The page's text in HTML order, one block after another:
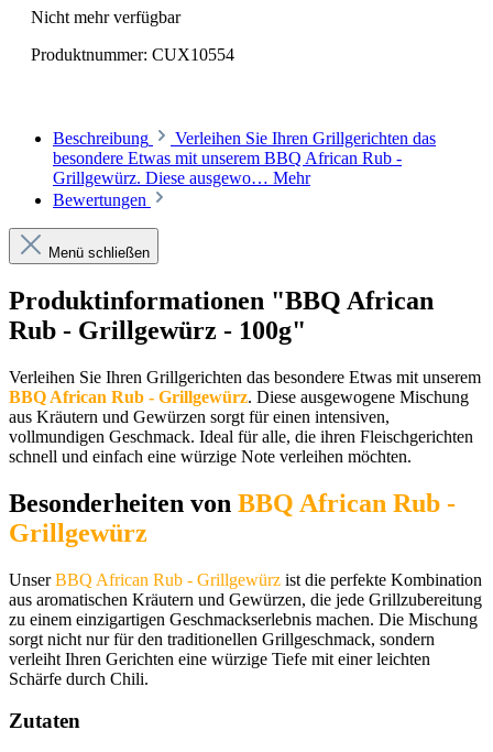
Nicht mehr verfügbar
Produktnummer: CUX10554
Beschreibung
Verleihen Sie Ihren Grillgerichten das
besondere Etwas mit unserem BBQ African Rub -
Grillgewürz. Diese ausgewo… Mehr
Bewertungen
Menü schließen
Produktinformationen "BBQ African
Rub - Grillgewürz - 100g"
Verleihen Sie Ihren Grillgerichten das besondere Etwas mit unserem
BBQ African Rub - Grillgewürz. Diese ausgewogene Mischung
aus Kräutern und Gewürzen sorgt für einen intensiven,
vollmundigen Geschmack. Ideal für alle, die ihren Fleischgerichten
schnell und einfach eine würzige Note verleihen möchten.
Besonderheiten von BBQ African Rub -
Grillgewürz
UnserBBQ African Rub - Grillgewürz ist die perfekte Kombination
aus aromatischen Kräutern und Gewürzen, die jede Grillzubereitung
zu einem einzigartigen Geschmackserlebnis machen. Die Mischung
sorgt nicht nur für den traditionellen Grillgeschmack, sondern
verleiht Ihren Gerichten eine würzige Tiefe mit einer leichten
Schärfe durch Chili.
Zutaten